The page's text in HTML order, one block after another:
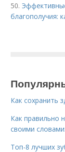
50.
благополучия:
Как сохранить
Как правильно
своими
Топ-8 лучших